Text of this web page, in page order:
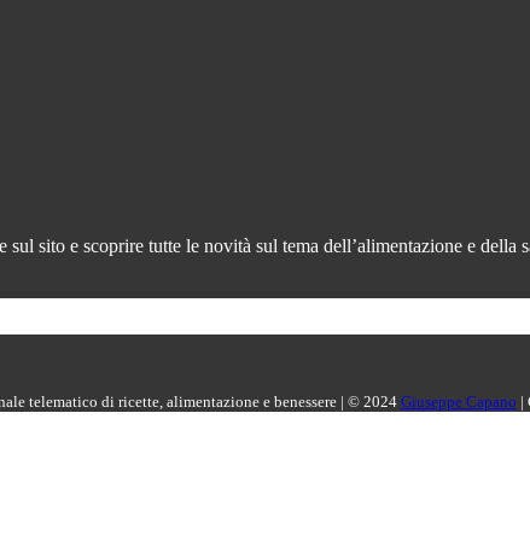
sito e scoprire tutte le novità sul tema dell’alimentazione e della
telematico di ricette, alimentazione e benessere | © 2024 Giuseppe Capano |